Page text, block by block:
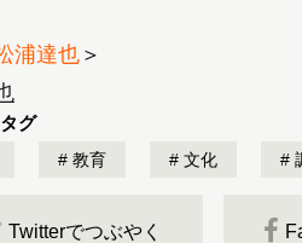
浦達也 ＞
グ
教育 文化
Twitterでつぶやく